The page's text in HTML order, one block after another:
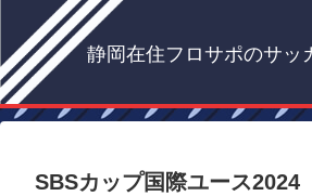
静岡在住フロサポのサッ
SBSカップ国際ユース